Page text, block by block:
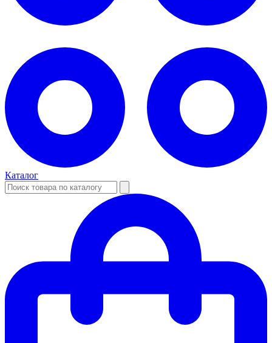
Каталог